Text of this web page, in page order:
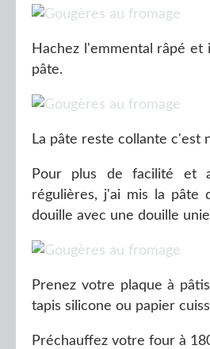
Hachez l'emmental râpé et
pâte.
La pâte reste collante c'est
Pour plus de facilité et
régulières, j'ai mis la pâte
douille avec une douille
Prenez votre plaque à
tapis silicone ou papier
Préchauffez votre four à